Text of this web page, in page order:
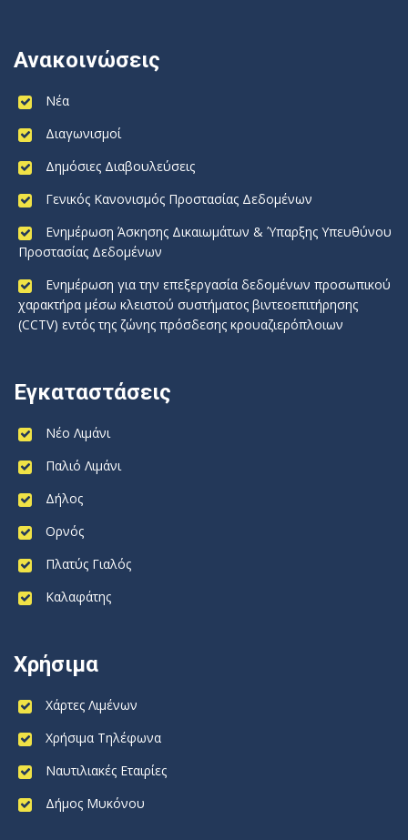
Ανακοινώσεις
Νέα
Διαγωνισμοί
Δημόσιες Διαβουλεύσεις
Γενικός Κανονισμός Προστασίας Δεδομένων
Ενημέρωση Άσκησης Δικαιωμάτων & Ύπαρξης Υπευθύνου
Προστασίας Δεδομένων
Ενημέρωση για την επεξεργασία δεδομένων προσωπικού
χαρακτήρα μέσω κλειστού συστήματος βιντεοεπιτήρησης
(CCTV) εντός της ζώνης πρόσδεσης κρουαζιερόπλοιων
Εγκαταστάσεις
Νέο Λιμάνι
Παλιό Λιμάνι
Δήλος
Ορνός
Πλατύς Γιαλός
Καλαφάτης
Χρήσιμα
Χάρτες Λιμένων
Χρήσιμα Τηλέφωνα
Ναυτιλιακές Εταιρίες
Δήμος Μυκόνου